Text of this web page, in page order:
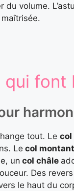
volume.
font
tout. Le col
Le col montant
un col châle
Des
le haut du